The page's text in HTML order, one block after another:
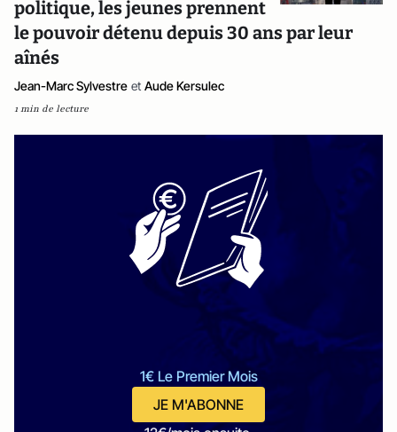
politique, les jeunes prennent
le pouvoir détenu depuis 30 ans par leur
aînés
Jean-Marc Sylvestre et Aude Kersulec
1 min de lecture
1€ Le Premier Mois
JE M'ABONNE